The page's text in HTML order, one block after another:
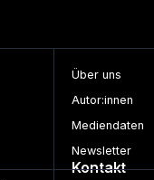
Über uns
Autor:innen
Mediendaten
Newsletter
Kontakt